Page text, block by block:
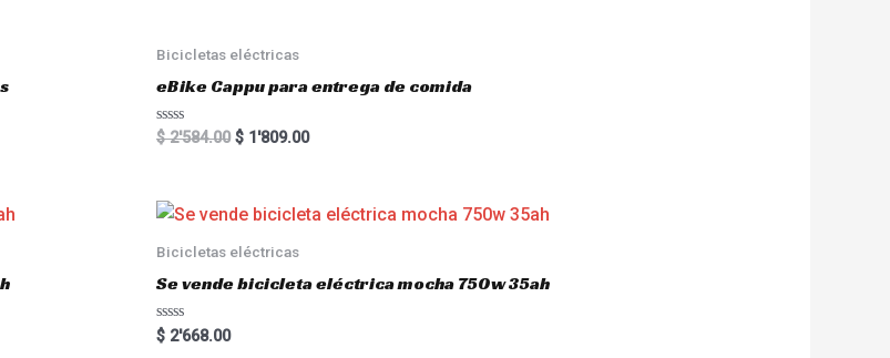
Bicicletas eléctricas
eBike Cappu para entrega de comida
R
a
0
o
t
f
5
$2'584.00 $ 1'809.00
Bicicletas eléctricas
Se vende bicicleta eléctrica mocha 750w 35ah
R
a
$ 2'668.00